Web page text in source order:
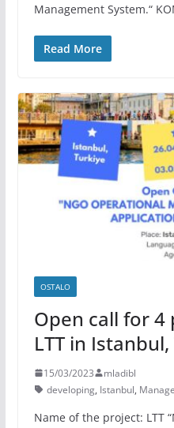
Management System.“
Read More
OSTALO
Open call for
LTT in
15/03/2023
mladibl
developing, Istanbul,
Name of the project: LTT